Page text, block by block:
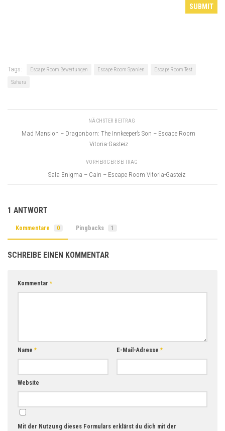
Tags: Escape Room Bewertungen Escape Room Spanien
Escape Room Test
Sahara
NÄCHSTER BEITRAG
Mad Mansion – Dragonborn: The Innkeeper’s Son – Escape Room
Vitoria-Gasteiz
VORHERIGER BEITRAG
Sala Enigma – Cain – Escape Room Vitoria-Gasteiz
1 ANTWORT
Kommentare 0 Pingbacks 1
SCHREIBE EINEN KOMMENTAR
Kommentar*
Name* E-Mail-Adresse*
Website
Mit der Nutzung dieses Formulars erklärst du dich mit der